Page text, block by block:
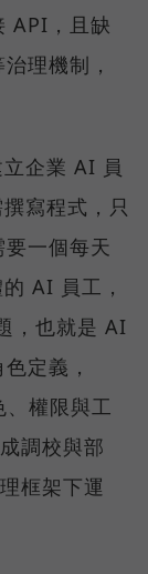
API，且缺
理機制，
企業 AI 員
寫程式，只
一個每天
AI 員工，
，也就是 AI
定義，
、權限與工
調校與部
框架下運